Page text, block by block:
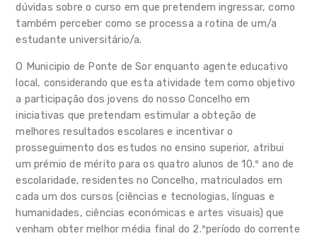
dúvidas sobre o curso em que pretendem ingressar, como
também perceber como se processa a rotina de um/a
estudante universitário/a.
O Municipio de Ponte de Sor enquanto agente educativo
local, considerando que esta atividade tem como objetivo
a participação dos jovens do nosso Concelho em
iniciativas que pretendam estimular a obteção de
melhores resultados escolares e incentivar o
prosseguimento dos estudos no ensino superior, atribui
um prémio de mérito para os quatro alunos de 10.º ano de
escolaridade, residentes no Concelho, matriculados em
cada um dos cursos (ciências e tecnologias, línguas e
humanidades, ciências económicas e artes visuais) que
venham obter melhor média final do 2.ºperíodo do corrente